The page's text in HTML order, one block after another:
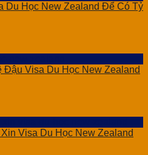
Du Học New Zealand Để Có Tỷ
Đậu Visa Du Học New Zealand
Visa Du Học New Zealand